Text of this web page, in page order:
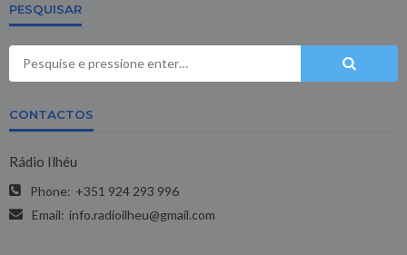
PESQUISAR
CONTACTOS
Rádio Ilhéu
Phone: +351 924 293 996
Email: info.radioilheu@gmail.com